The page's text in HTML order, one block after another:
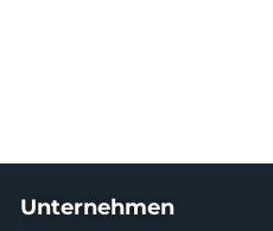
Unternehmen